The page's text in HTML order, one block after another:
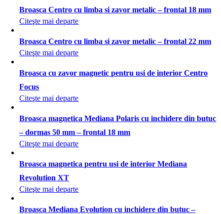
Broasca Centro cu limba si zavor metalic – frontal 18 mm
Citeşte mai departe
Broasca Centro cu limba si zavor metalic – frontal 22 mm
Citeşte mai departe
Broasca cu zavor magnetic pentru usi de interior Centro
Focus
Citeşte mai departe
Broasca magnetica Mediana Polaris cu inchidere din butuc
– dormas 50 mm – frontal 18 mm
Citeşte mai departe
Broasca magnetica pentru usi de interior Mediana
Revolution XT
Citeşte mai departe
Broasca Mediana Evolution cu inchidere din butuc –